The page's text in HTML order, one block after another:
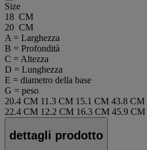
Size
18 CM
20 CM
A = Larghezza
B = Profondità
C = Altezza
D = Lunghezza
E = diametro della base
G = peso
20.4 CM 11.3 CM 15.1 CM 43.8 CM
22.4 CM 12.2 CM 16.3 CM 45.9 CM
dettagli prodotto